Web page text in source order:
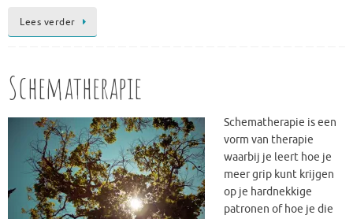
Lees verder
Schematherapie
Schematherapie is een
vorm van therapie
waarbij je leert hoe je
meer grip kunt krijgen
op je hardnekkige
patronen of hoe je die